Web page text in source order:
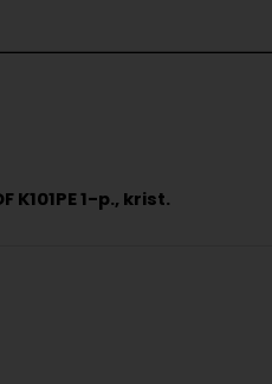
K101PE 1-p., krist.